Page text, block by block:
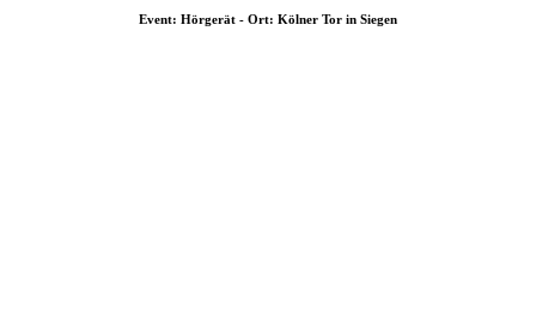
Event: Hörgerät - Ort: Kölner Tor in Siegen